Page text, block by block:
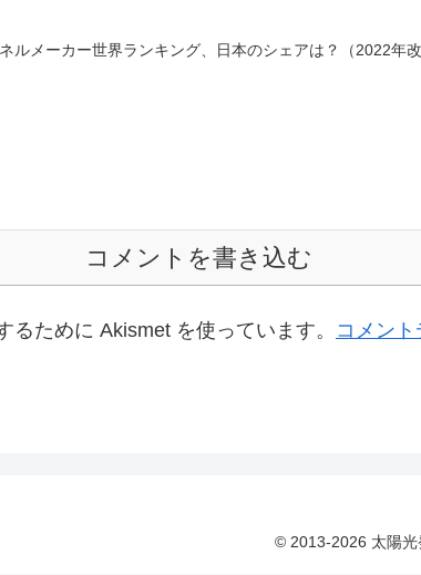
ルメーカー世界ランキング、日本のシェアは？（2022年改
コメントを書き込む
るために Akismet を使っています。 コメン
© 2013-2026 太陽光